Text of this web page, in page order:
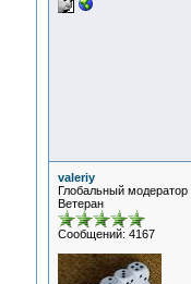
valeriy
Глобальный модератор
Ветеран
Сообщений: 4167